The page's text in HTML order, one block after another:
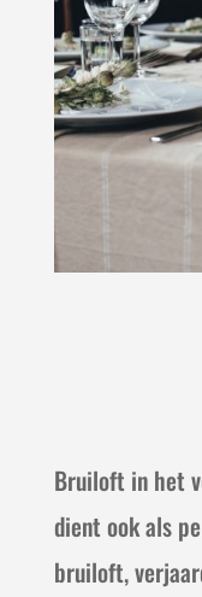
Bruiloft in het
dient ook als
bruiloft,